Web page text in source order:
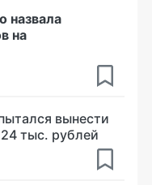
назвала
на
вынести
тыс. рублей